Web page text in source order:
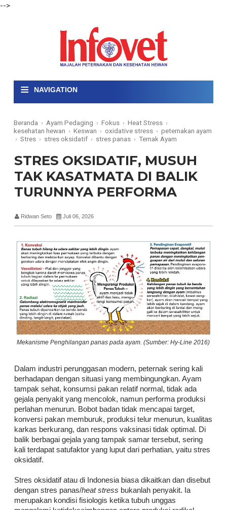
-->
≡ NAVIGATION
Beranda › Ayam Pedaging › Fokus › Heat Stress ›
kesehatan hewan › Keswan › oxidative stress › peternakan ayam
› Stres › stres oksidatif › stres panas › Ternak Ayam
STRES OKSIDATIF, MUSUH
TAK KASATMATA DI BALIK
TURUNNYA PERFORMA
Ridwan Seto Juli 06, 2026
Mekanisme Penghilangan panas pada ayam. (Sumber: Hy-Line 2016)
Dalam industri perunggasan modern, peternak sering kali
berhadapan dengan situasi yang membingungkan. Ayam
tampak sehat, konsumsi pakan relatif normal, tidak ada
gejala penyakit yang mencolok, namun performa produksi
perlahan menurun. Bobot badan tidak mencapai target,
konversi pakan memburuk, produksi telur menurun, kualitas
karkas berkurang, dan respons vaksinasi tidak optimal. Di
balik berbagai gejala yang tampak samar tersebut, sering
kali terdapat satufaktor yang luput dari perhatian, yaitu stres
oksidatif.
Stres oksidatif atau di Indonesia biasa dikaitkan dan disebut
dengan stres panas/heat stress bukanlah penyakit. Ia
merupakan kondisi fisiologis ketika tubuh unggas